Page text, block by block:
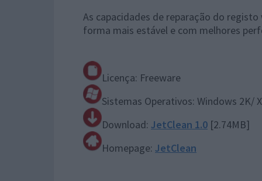
As capacidades de reparação do
forma mais estável e com melhores
Licença: Freeware
Sistemas Operativos: Windows 2K/
Download: JetClean 1.0 [2.74MB]
Homepage: JetClean